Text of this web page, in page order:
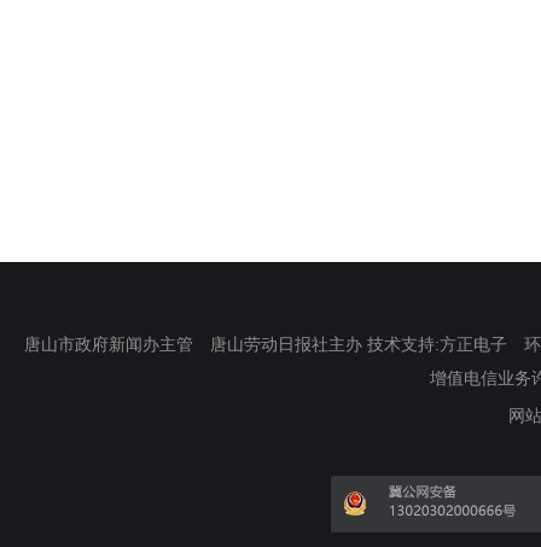
唐山市政府新闻办主管 唐山劳动日报社主办 技术支持:方正电子
增值电信业务
网